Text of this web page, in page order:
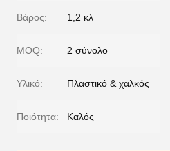
Βάρος: 1,2 κλ
MOQ: 2 σύνολο
Υλικό: Πλαστικό & χαλκός
Ποιότητα: Καλός